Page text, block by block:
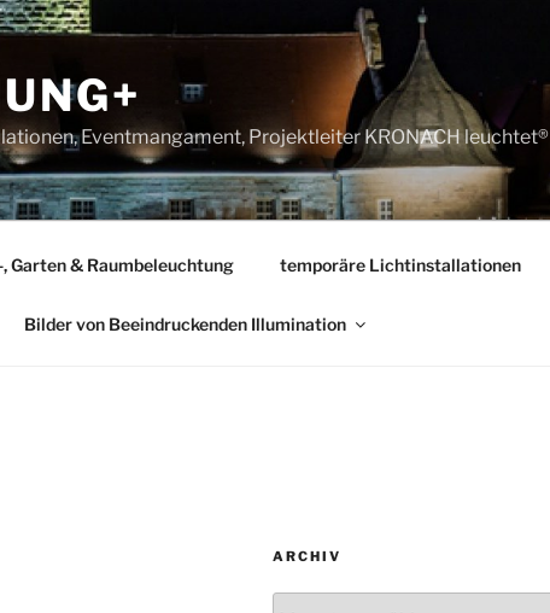
Eventmangament, Projektleiter KRONACH leuchtet®
, Garten & Raumbeleuchtung temporäre Lichtinstallationen
Bilder von Beeindruckenden Illumination
ARCHIV